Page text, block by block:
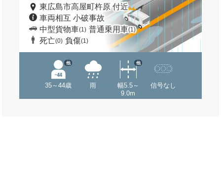
東広島市高屋町杵原 付近
車両相互 小破事故
中型貨物車(1) 普通乗用車(1)
死亡(0) 負傷(1)
35～44歳
他
雨
幅5.5～
9.0m
他
信号なし